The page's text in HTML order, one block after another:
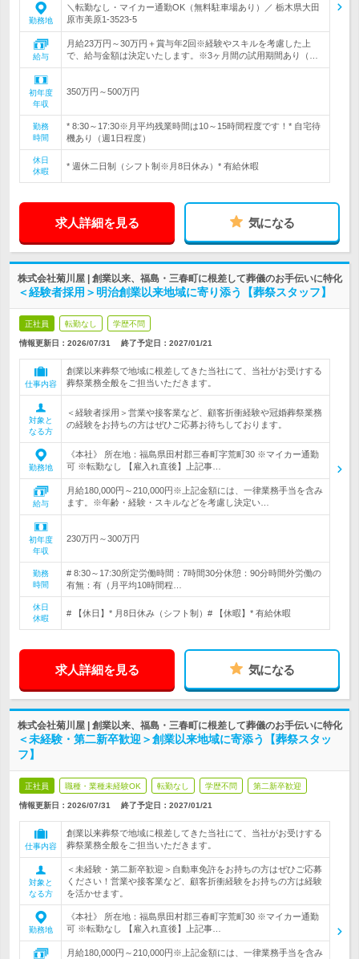
勤務地
＼転勤なし・マイカー通勤OK（無料駐車場あり）／ 栃木県大田
原市美原1-3523-5
給与
月給23万円～30万円＋賞与年2回※経験やスキルを考慮した上
で、給与金額は決定いたします。※3ヶ月間の試用期間あり（…
初年度
年収
350万円～500万円
勤務
時間
* 8:30～17:30※月平均残業時間は10～15時間程度です！* 自宅待
機あり（週1日程度）
休日
休暇
* 週休二日制（シフト制※月8日休み）* 有給休暇
求人詳細を見る 気になる
株式会社菊川屋 | 創業以来、福島・三春町に根差して葬儀のお手伝いに特化
＜経験者採用＞明治創業以来地域に寄り添う【葬祭スタッフ】
正社員 転勤なし 学歴不問
情報更新日：2026/07/31 終了予定日： 2027/01/21
仕事内容
創業以来葬祭で地域に根差してきた当社にて、当社がお受けする
葬祭業務全般をご担当いただきます。
対象と
なる方
＜経験者採用＞営業や接客業など、顧客折衝経験や冠婚葬祭業務
の経験をお持ちの方はぜひご応募お待ちしております。
勤務地
《本社》 所在地：福島県田村郡三春町字荒町30 ※マイカー通勤
可 ※転勤なし 【雇入れ直後】上記事…
給与
月給180,000円～210,000円※上記金額には、一律業務手当を含み
ます。※年齢・経験・スキルなどを考慮し決定い…
初年度
年収
230万円～300万円
勤務
時間
# 8:30～17:30所定労働時間：7時間30分休憩：90分時間外労働の
有無：有（月平均10時間程…
休日
休暇
# 【休日】* 月8日休み（シフト制）# 【休暇】* 有給休暇
求人詳細を見る 気になる
株式会社菊川屋 | 創業以来、福島・三春町に根差して葬儀のお手伝いに特化
＜未経験・第二新卒歓迎＞創業以来地域に寄添う【葬祭スタッ
フ】
正社員 職種・業種未経験OK 転勤なし 学歴不問 第二新卒歓迎
情報更新日：2026/07/31 終了予定日： 2027/01/21
仕事内容
創業以来葬祭で地域に根差してきた当社にて、当社がお受けする
葬祭業務全般をご担当いただきます。
対象と
なる方
＜未経験・第二新卒歓迎＞自動車免許をお持ちの方はぜひご応募
ください！営業や接客業など、顧客折衝経験をお持ちの方は経験
を活かせます。
勤務地
《本社》 所在地：福島県田村郡三春町字荒町30 ※マイカー通勤
可 ※転勤なし 【雇入れ直後】上記事…
月給180,000円～210,000円※上記金額には、一律業務手当を含み